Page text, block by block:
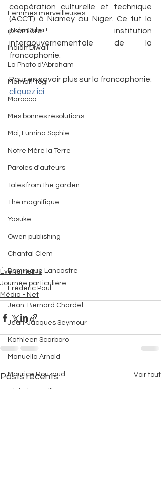
Femmes merveilleuses
¡ Holà Cuba !
Indian Diwali
La Photo d'Abraham
Maman Yogi
Marocco
Mes bonnes résolutions
Moi, Lumina Sophie
Notre Mère la Terre
Paroles d'auteurs
Tales from the garden
Thé magnifique
Yasuke
Owen publishing
Chantal Clem
Dominique Lancastre
Frédéric Paul
Jean-Bernard Chardel
Jean-Jacques Seymour
Kathleen Scarboro
Manuella Arnold
Maurice Rouzaud
Michèle Mazilly
coopération culturelle et technique
(ACCT) à Niamey au Niger. Ce fut la
première institution
intergouvernementale de la
francophonie.
cliquez ici
Évènements
Journée particulière
Média - Net
Posts récents Voir tout